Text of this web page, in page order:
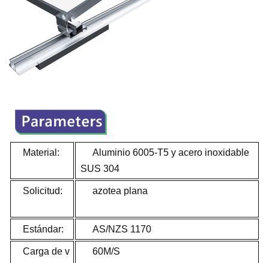
Material:
Aluminio 6005-T5 y acero inoxidable
SUS 304
Solicitud: azotea plana
Estándar: AS/NZS 1170
Carga de v
60M/S